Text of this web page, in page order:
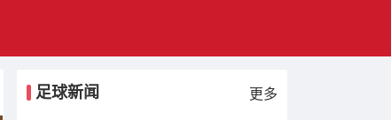
足球新闻 更多